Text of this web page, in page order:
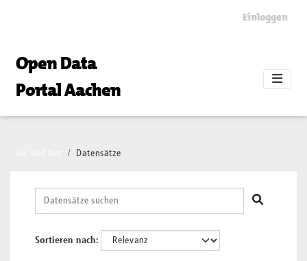
Einloggen
Open Data
Portal Aachen
Datensätze
Sortieren nach